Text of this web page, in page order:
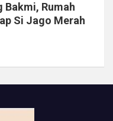
Bakmi, Rumah
Si Jago Merah